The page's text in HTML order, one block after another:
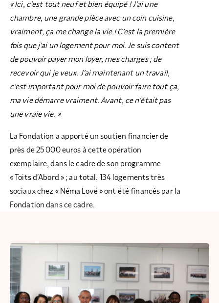
« Ici, c’est tout neuf et bien équipé ! J’ai une
chambre, une grande pièce avec un coin cuisine,
vraiment, ça me change la vie ! C’est la première
fois que j’ai un logement pour moi. Je suis content
de pouvoir payer mon loyer, mes charges ; de
recevoir qui je veux. J’ai maintenant un travail,
c’est important pour moi de pouvoir faire tout ça,
ma vie démarre vraiment. Avant, ce n’était pas
une vraie vie. »
La Fondation a apporté un soutien financier de
près de 25 000 euros à cette opération
exemplaire, dans le cadre de son programme
« Toits d’Abord » ; au total, 134 logements très
sociaux chez « Néma Lové » ont été financés par la
Fondation dans ce cadre.